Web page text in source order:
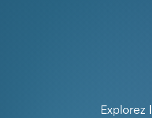
Explorez